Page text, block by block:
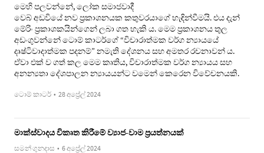
මෙහි පලවන්නේ, ලෝක සමාජවාදී
වෙබ් අඩවියේ නව ප්‍රකාශනයක කතුවරයාගේ හැඳින්වීමයි. එය දැන්
මේරිං ප්‍රකාශකයින්ගෙන් ලබා ගත හැකි ය. මෙම ප්‍රකාශනය තුල
අඩංගුවන්නේ ටොම් කාටර්ගේ “විචාරාත්මක වර්ග න්‍යායයේ
දෘෂ්ටිවාදාත්මක පදනම්” නමැති දේශනය සහ අමතර රචනාවන් ය.
ඒවා එක් ව ගත් කල මෙම කෘතිය, විචාරාත්මක වර්ග න්‍යායය සහ
අනන්‍යතා දේශපාලන න්‍යායයන්ට වමෙන් කෙරෙන විවේචනයකි.
ටොම් කාටර් • 28 අප්‍රේල් 2024
මාක්ස්වාදය විකෘත කිරීමේ ව්‍යාජ-වාම ප්‍රයත්නයක්
සමන් ගුනදාස • 6 අප්‍රේල් 2024